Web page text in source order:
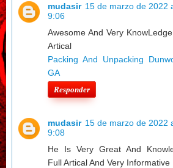
mudasir 15 de marzo de 2022
9:06
Awesome And Very
Artical
Packing And Unpacking
GA
Responder
mudasir 15 de marzo de 2022
9:08
He Is Very Great And
Full Artical And Very Informative